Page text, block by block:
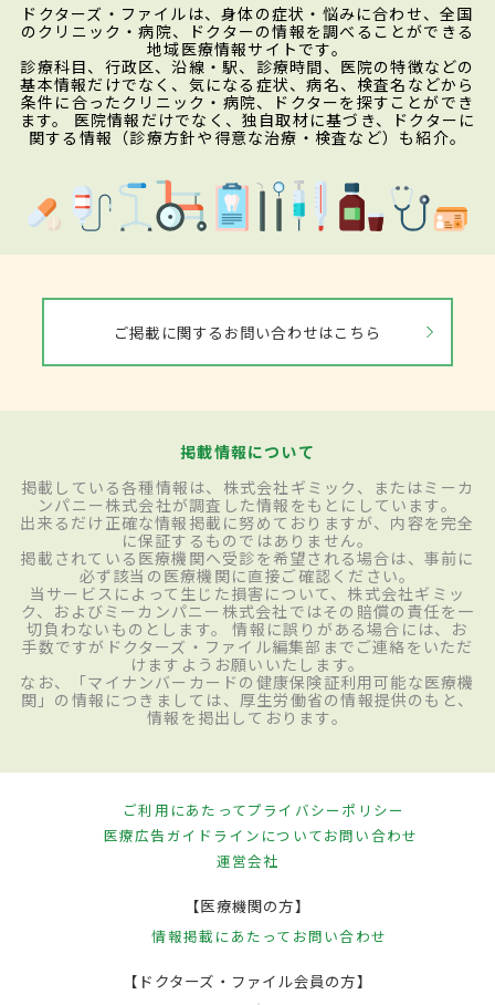
ドクターズ・ファイルは、身体の症状・悩みに合わせ、全国
のクリニック・病院、ドクターの情報を調べることができる
地域医療情報サイトです。
診療科目、行政区、沿線・駅、診療時間、医院の特徴などの
基本情報だけでなく、気になる症状、病名、検査名などから
条件に合ったクリニック・病院、ドクターを探すことができ
ます。 医院情報だけでなく、独自取材に基づき、ドクターに
関する情報（診療方針や得意な治療・検査など）も紹介。
ご掲載に関するお問い合わせはこちら
掲載情報について
掲載している各種情報は、株式会社ギミック、またはミーカ
ンパニー株式会社が調査した情報をもとにしています。
出来るだけ正確な情報掲載に努めておりますが、内容を完全
に保証するものではありません。
掲載されている医療機関へ受診を希望される場合は、事前に
必ず該当の医療機関に直接ご確認ください。
当サービスによって生じた損害について、株式会社ギミッ
ク、およびミーカンパニー株式会社ではその賠償の責任を一
切負わないものとします。 情報に誤りがある場合には、お
手数ですがドクターズ・ファイル編集部までご連絡をいただ
けますようお願いいたします。
なお、「マイナンバーカードの健康保険証利用可能な医療機
関」の情報につきましては、厚生労働省の情報提供のもと、
情報を掲出しております。
ご利用にあたってプライバシーポリシー
医療広告ガイドラインについてお問い合わせ
運営会社
【医療機関の方】
情報掲載にあたって お問い合わせ
【ドクターズ・ファイル会員の方】